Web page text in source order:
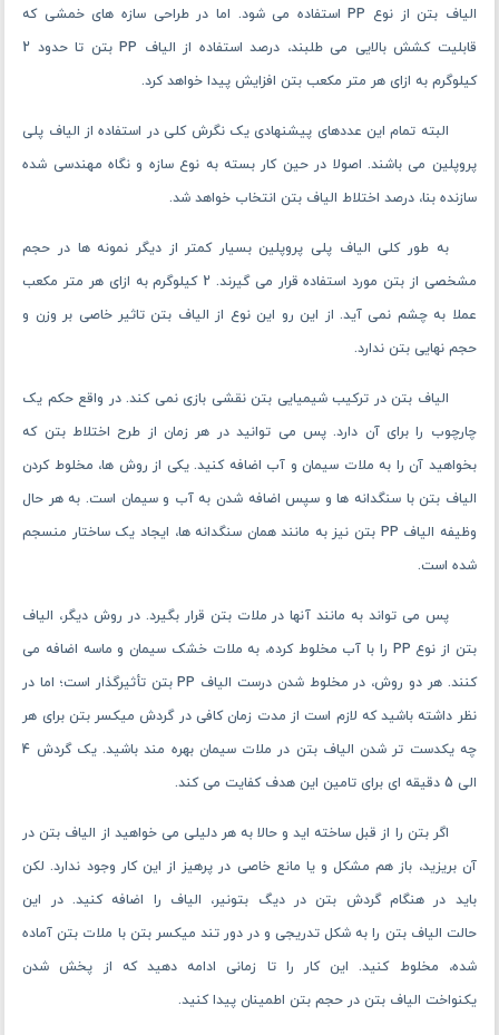
ضرورت دارد. لذا برای اینکه بتوانیم مقدمات بهتری در خلق یک بتن مسلح شده
با الیاف PP بتن داشته باشیم، درک نکات کلیدی زیر اهمیت پیدا می ‌کند.
باشد، حجم استفاده از الیاف پلی پروپلین را مشخص خواهد کرد. اما در یک
دسته بندی کلی از حدود 1 الی 2 کیلوگرم از الیاف PP بتن به ازای هر متر
مکعب از بتن استفاده می ‌شود.
اصولا هر چه می ‌خواهیم ساختار بتن را به سمت استحکام بالاتری ببریم،
درصد الیاف PP به نسبت از حضور میلگردها کمتر است. مثلاً در ساخت دال ها
که وظیفه حمل بار در ساختمان را بر عهده دارند، تنها تا حدود یک کیلوگرم از
کیلوگرم به ازای هر متر مکعب بتن افزایش پیدا خواهد کرد.
البته تمام این عددهای پیشنهادی یک نگرش کلی در استفاده از الیاف پلی
پروپلین می باشند. اصولا در حین کار بسته به نوع سازه و نگاه مهندسی شده
سازنده بنا، درصد اختلاط الیاف بتن انتخاب خواهد شد.
مشخصی از بتن مورد استفاده قرار می گیرند. 2 کیلوگرم به ازای هر متر مکعب
عملا به چشم نمی آید. از این رو این نوع از الیاف بتن تاثیر خاصی بر وزن و
حجم نهایی بتن ندارد.
الیاف بتن در ترکیب شیمیایی بتن نقشی بازی نمی کند. در واقع حکم یک
چارچوب را برای آن دارد. پس می‌ توانید در هر زمان از طرح اختلاط بتن که
الیاف بتن با سنگدانه ها و سپس اضافه شدن به آب و سیمان است. به هر حال
وظیفه الیاف PP بتن نیز به مانند همان سنگدانه ها، ایجاد یک ساختار منسجم
شده است.
پس می ‌تواند به مانند آنها در ملات بتن قرار بگیرد. در روش دیگر، الیاف
بتن از نوع PP را با آب مخلوط کرده، به ملات خشک سیمان و ماسه اضافه می